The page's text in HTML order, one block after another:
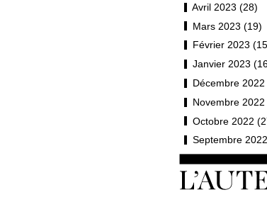
Avril 2023 (28)
Mars 2023 (19)
Février 2023
Janvier 2023
Décembre 2022
Novembre 2022
Octobre 2022
Septembre